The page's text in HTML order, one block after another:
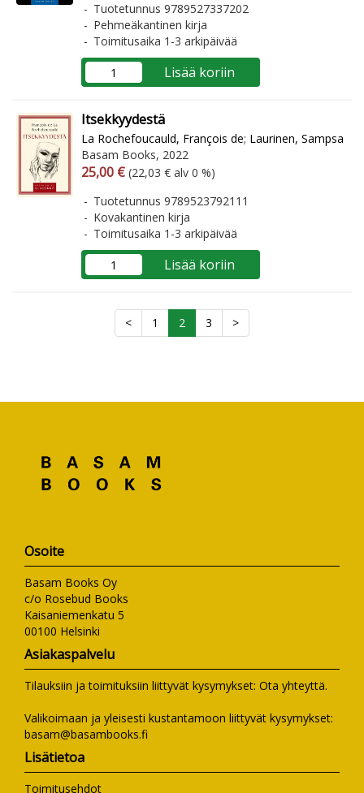
Tuotetunnus 9789527337202
Pehmeäkantinen kirja
Toimitusaika 1-3 arkipäivää
Lisää koriin
Itsekkyydestä
La Rochefoucauld, François de; Laurinen, Sampsa
Basam Books, 2022
Arvonlisäverollinen hinta
25,00 € Arvonlisäveroton hinta
(22,03 € alv 0 %)
Tuotetunnus 9789523792111
Kovakantinen kirja
Toimitusaika 1-3 arkipäivää
Lisää koriin
< 1 2 3 >
Osoite
Basam Books Oy
c/o Rosebud Books
Kaisaniemenkatu 5
00100 Helsinki
Asiakaspalvelu
Tilauksiin ja toimituksiin liittyvät kysymykset: Ota yhteyttä.
Valikoimaan ja yleisesti kustantamoon liittyvät kysymykset:
basam@basambooks.fi
Lisätietoa
Toimitusehdot